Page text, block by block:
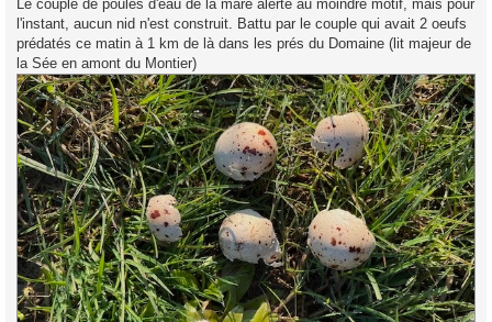
Le couple de poules d'eau de la mare alerte au moindre motif, mais pour
l'instant, aucun nid n'est construit. Battu par le couple qui avait 2 oeufs
prédatés ce matin à 1 km de là dans les prés du Domaine (lit majeur de
la Sée en amont du Montier)